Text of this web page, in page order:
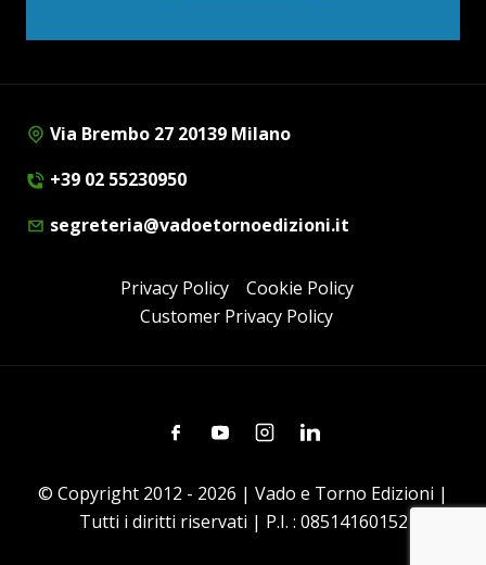
Via Brembo 27 20139 Milano
+39 02 55230950
segreteria@vadoetornoedizioni.it
Privacy Policy
Cookie Policy
Customer Privacy Policy
FacebookYoutubeInstagramLinkedin
© Copyright 2012 - 2026 | Vado e Torno Edizioni |
Tutti i diritti riservati | P.I. : 08514160152